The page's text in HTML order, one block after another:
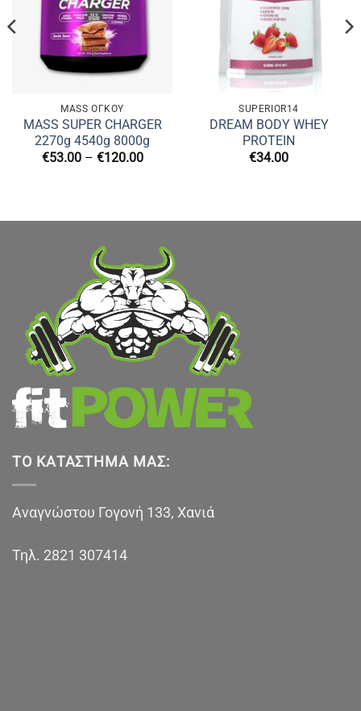
MASS ΌΓΚΟΥ
MASS SUPER CHARGER
2270g 4540g 8000g
€53.00 – €120.00Price
SUPERIOR14
DREAM BODY WHEY
PROTEIN
€34.00
ΤΟ ΚΑΤΆΣΤΗΜΑ ΜΑΣ:
Αναγνώστου Γογονή 133, Χανιά
Τηλ. 2821 307414